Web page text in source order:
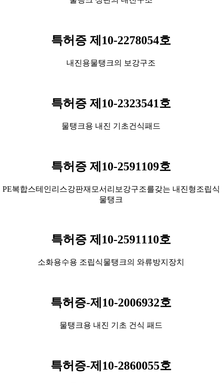
특허증 제10-2278054호
내진용물탱크의 보강구조
특허증 제10-2323541호
물탱크용 내진 기초건식패드
특허증 제10-2591109호
PE복합스테인리스강판재모서리보강구조를갖는 내진형조립식
물탱크
특허증 제10-2591110호
소화용수용 조립식물탱크의 와류방지장치
특허증-제10-2006932호
물탱크용 내진 기초 건식 패드
특허증-제10-2860055호